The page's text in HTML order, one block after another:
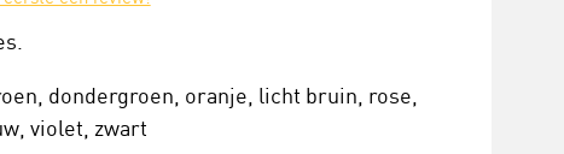
dondergroen, oranje, licht bruin, rose,
violet, zwart